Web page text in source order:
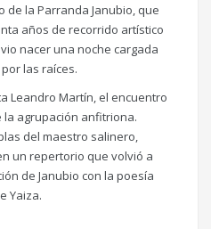
de la Parranda Janubio, que
años de recorrido artístico
nacer una noche cargada
las raíces.
Leandro Martín, el encuentro
la agrupación anfitriona.
del maestro salinero,
un repertorio que volvió a
de Janubio con la poesía
Yaiza.